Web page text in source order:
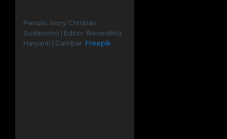
Penulis: Sony Christian
Sudarsono | Editor: Benedikta
Haryanti | Gambar: Freepik